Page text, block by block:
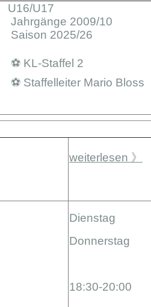
U16/U17
Jahrgänge 2009/10
Saison 2025/26
⚽️ KL-Staffel 2
⚽️ Staffelleiter Mario Bloss
weiterlesen 》
Dienstag
Donnerstag
18:30-20:00